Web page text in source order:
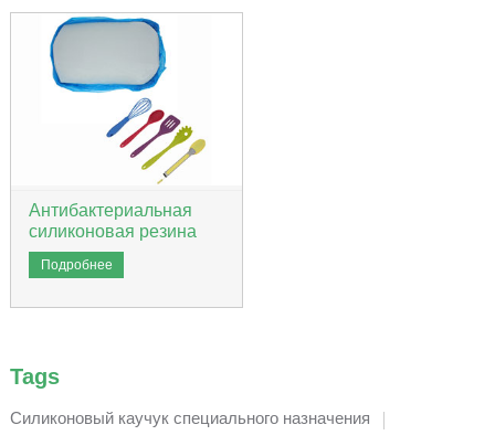
Антибактериальная
силиконовая резина
Подробнее
Tags
Силиконовый каучук специального назначения